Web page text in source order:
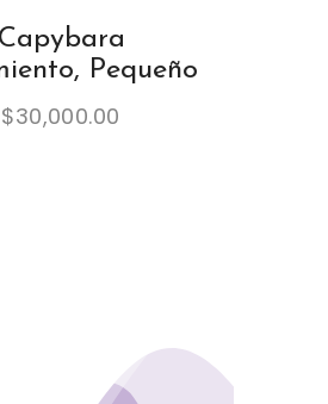
Capybara
Pequeño
$30,000.00